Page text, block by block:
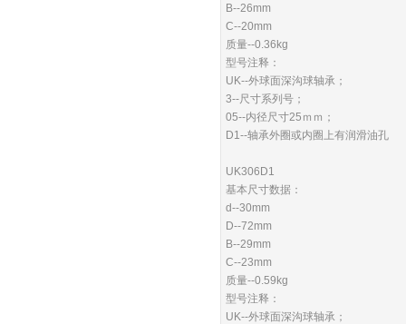
B--26mm
C--20mm
质量--0.36kg
型号注释：
UK--外球面深沟球轴承；
3--尺寸系列号；
05--内径尺寸25ｍｍ；
D1--轴承外圈或内圈上有润滑油孔
UK306D1
基本尺寸数据：
d--30mm
D--72mm
B--29mm
C--23mm
质量--0.59kg
型号注释：
UK--外球面深沟球轴承；